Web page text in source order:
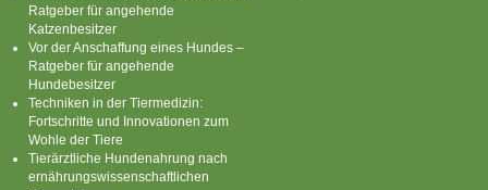
Ratgeber für angehende
Katzenbesitzer
Vor der Anschaffung eines Hundes –
Ratgeber für angehende
Hundebesitzer
Techniken in der Tiermedizin:
Fortschritte und Innovationen zum
Wohle der Tiere
Tierärztliche Hundenahrung nach
ernährungswissenschaftlichen